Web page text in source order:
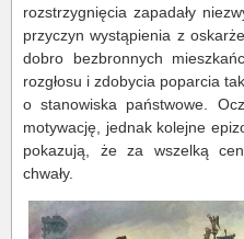
rozstrzygnięcia zapadały
przyczyn wystąpienia z
dobro bezbronnych
rozgłosu i zdobycia poparcia
o stanowiska państwowe.
motywację, jednak kolejne
pokazują, że za wszelką
chwały.